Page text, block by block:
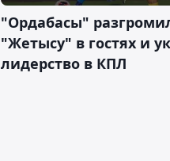
"Ордабасы"
"Жетысу" в гостях и
лидерство в КПЛ